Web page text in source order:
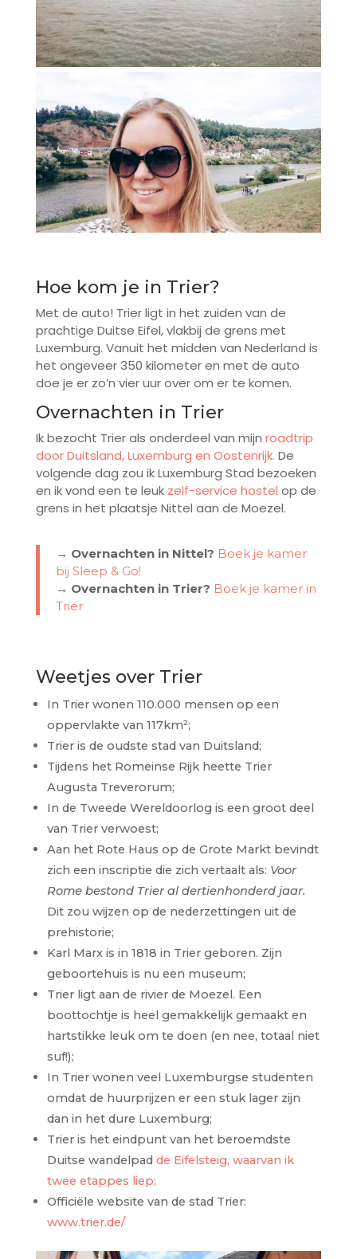
Hoe kom je in Trier?
Met de auto! Trier ligt in het zuiden van de
prachtige Duitse Eifel, vlakbij de grens met
Luxemburg. Vanuit het midden van Nederland is
het ongeveer 350 kilometer en met de auto
doe je er zo’n vier uur over om er te komen.
Overnachten in Trier
Ik bezocht Trier als onderdeel van mijn roadtrip
door Duitsland, Luxemburg en Oostenrijk. De
volgende dag zou ik Luxemburg Stad bezoeken
en ik vond een te leuk zelf-service hostel op de
grens in het plaatsje Nittel aan de Moezel.
→ Overnachten in Nittel? Boek je kamer
bij Sleep & Go!
→ Overnachten in Trier? Boek je kamer in
Trier
Weetjes over Trier
In Trier wonen 110.000 mensen op een
oppervlakte van 117km²;
Trier is de oudste stad van Duitsland;
Tijdens het Romeinse Rijk heette Trier
Augusta Treverorum;
In de Tweede Wereldoorlog is een groot deel
van Trier verwoest;
Aan het Rote Haus op de Grote Markt bevindt
zich een inscriptie die zich vertaalt als: Voor
Rome bestond Trier al dertienhonderd jaar.
Dit zou wijzen op de nederzettingen uit de
prehistorie;
Karl Marx is in 1818 in Trier geboren. Zijn
geboortehuis is nu een museum;
Trier ligt aan de rivier de Moezel. Een
boottochtje is heel gemakkelijk gemaakt en
hartstikke leuk om te doen (en nee, totaal niet
suf!);
In Trier wonen veel Luxemburgse studenten
omdat de huurprijzen er een stuk lager zijn
dan in het dure Luxemburg;
Trier is het eindpunt van het beroemdste
Duitse wandelpad de Eifelsteig, waarvan ik
twee etappes liep;
Officiële website van de stad Trier:
www.trier.de/